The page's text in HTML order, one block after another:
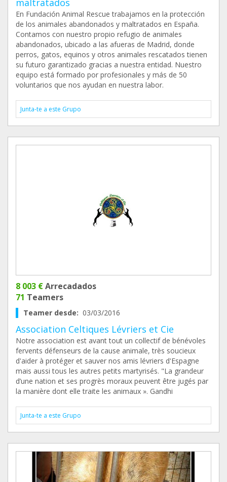
En Fundación Animal Rescue trabajamos en la protección
de los animales abandonados y maltratados en España.
Contamos con nuestro propio refugio de animales
abandonados, ubicado a las afueras de Madrid, donde
perros, gatos, equinos y otros animales rescatados tienen
su futuro garantizado gracias a nuestra entidad. Nuestro
equipo está formado por profesionales y más de 50
voluntarios que nos ayudan en nuestra labor.
Junta-te a este Grupo
8 003 €Arrecadados
71 Teamers
Teamer desde: 03/03/2016
Association Celtiques Lévriers et Cie
Notre association est avant tout un collectif de bénévoles
fervents défenseurs de la cause animale, très soucieux
d'aider à protéger et sauver nos amis lévriers d'Espagne
mais aussi tous les autres petits martyrisés. "La grandeur
d’une nation et ses progrès moraux peuvent être jugés par
la manière dont elle traite les animaux ». Gandhi
Junta-te a este Grupo